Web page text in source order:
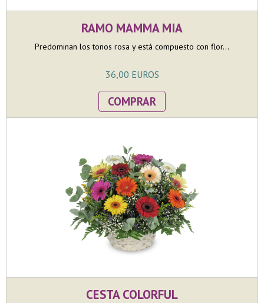
RAMO MAMMA MIA
Predominan los tonos rosa y está compuesto con flor...
36,00 EUROS
COMPRAR
CESTA COLORFUL